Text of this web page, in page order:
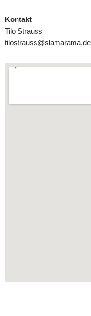
Kontakt
Tilo Strauss
tilostrauss@slamarama.de